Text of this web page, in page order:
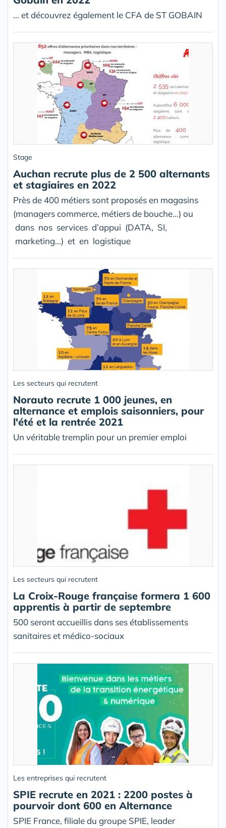
... et découvrez également le CFA de ST GOBAIN
Stage
Auchan recrute plus de 2 500 alternants
et stagiaires en 2022
Près de 400 métiers sont proposés en magasins
(managers commerce, métiers de bouche…) ou
dans nos services d’appui (DATA, SI,
marketing…) et en logistique
Les secteurs qui recrutent
Norauto recrute 1 000 jeunes, en
alternance et emplois saisonniers, pour
l'été et la rentrée 2021
Un véritable tremplin pour un premier emploi
Les secteurs qui recrutent
La Croix-Rouge française formera 1 600
apprentis à partir de septembre
500 seront accueillis dans ses établissements
sanitaires et médico-sociaux
Les entreprises qui recrutent
SPIE recrute en 2021 : 2200 postes à
pourvoir dont 600 en Alternance
SPIE France, filiale du groupe SPIE, leader